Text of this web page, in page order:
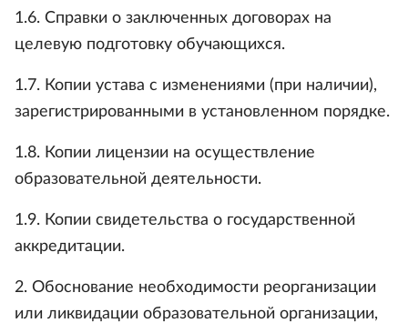
1.6. Справки о заключенных договорах на
целевую подготовку обучающихся.
1.7. Копии устава с изменениями (при наличии),
зарегистрированными в установленном порядке.
1.8. Копии лицензии на осуществление
образовательной деятельности.
1.9. Копии свидетельства о государственной
аккредитации.
2. Обоснование необходимости реорганизации
или ликвидации образовательной организации,